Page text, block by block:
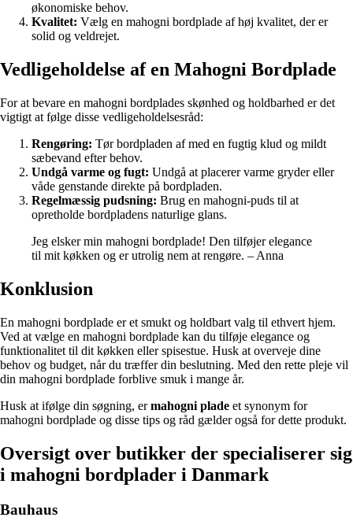
økonomiske behov.
Kvalitet: Vælg en mahogni bordplade af høj kvalitet, der er
solid og veldrejet.
Vedligeholdelse af en Mahogni Bordplade
For at bevare en mahogni bordplades skønhed og holdbarhed er det
vigtigt at følge disse vedligeholdelsesråd:
Rengøring: Tør bordpladen af med en fugtig klud og mildt
sæbevand efter behov.
Undgå varme og fugt: Undgå at placerer varme gryder eller
våde genstande direkte på bordpladen.
Regelmæssig pudsning: Brug en mahogni-puds til at
opretholde bordpladens naturlige glans.
Jeg elsker min mahogni bordplade! Den tilføjer elegance
til mit køkken og er utrolig nem at rengøre. – Anna
Konklusion
En mahogni bordplade er et smukt og holdbart valg til ethvert hjem.
Ved at vælge en mahogni bordplade kan du tilføje elegance og
funktionalitet til dit køkken eller spisestue. Husk at overveje dine
behov og budget, når du træffer din beslutning. Med den rette pleje vil
din mahogni bordplade forblive smuk i mange år.
Husk at ifølge din søgning, ermahogni plade et synonym for
mahogni bordplade og disse tips og råd gælder også for dette produkt.
Oversigt over butikker der specialiserer sig
i mahogni bordplader i Danmark
Bauhaus